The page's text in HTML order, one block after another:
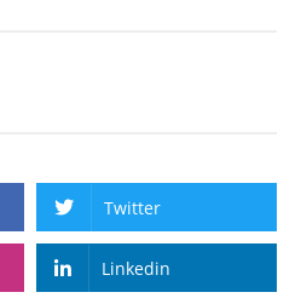
Twitter
Linkedin